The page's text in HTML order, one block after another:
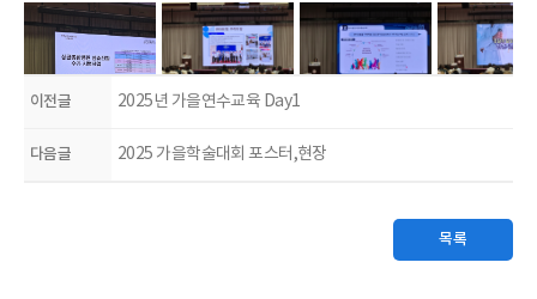
이전글 2025년 가을연수교육 Day1
다음글 2025 가을학술대회 포스터,현장
목록